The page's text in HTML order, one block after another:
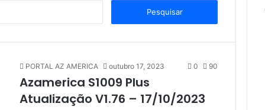
q
i
s
r
PORTAL AZ AMERICA outubro 17, 2023 0 90
Azamerica S1009 Plus
Atualização V1.76 – 17/10/2023